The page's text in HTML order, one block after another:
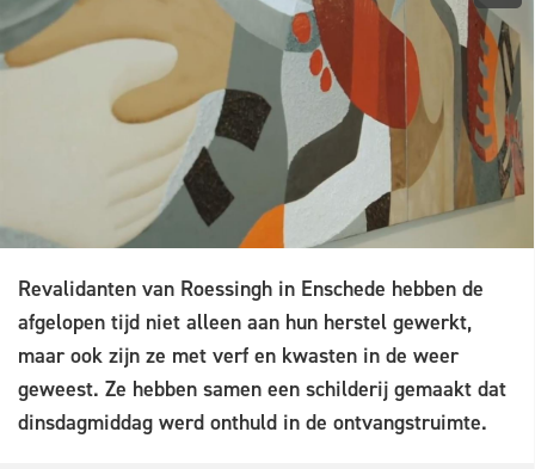
Revalidanten van Roessingh in Enschede hebben de
afgelopen tijd niet alleen aan hun herstel gewerkt,
maar ook zijn ze met verf en kwasten in de weer
geweest. Ze hebben samen een schilderij gemaakt dat
dinsdagmiddag werd onthuld in de ontvangstruimte.